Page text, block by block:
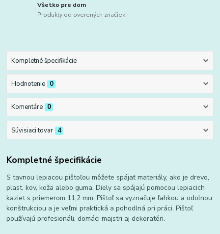
Všetko pre dom
Produkty od overených značiek
Kompletné špecifikácie
Hodnotenie 0
Komentáre 0
Súvisiaci tovar 4
Kompletné špecifikácie
S tavnou lepiacou pištoľou môžete spájať materiály, ako je drevo,
plast, kov, koža alebo guma. Diely sa spájajú pomocou lepiacich
kaziet s priemerom 11,2 mm. Pištoľ sa vyznačuje ľahkou a odolnou
konštrukciou a je veľmi praktická a pohodlná pri práci. Pištoľ
používajú profesionáli, domáci majstri aj dekoratéri.